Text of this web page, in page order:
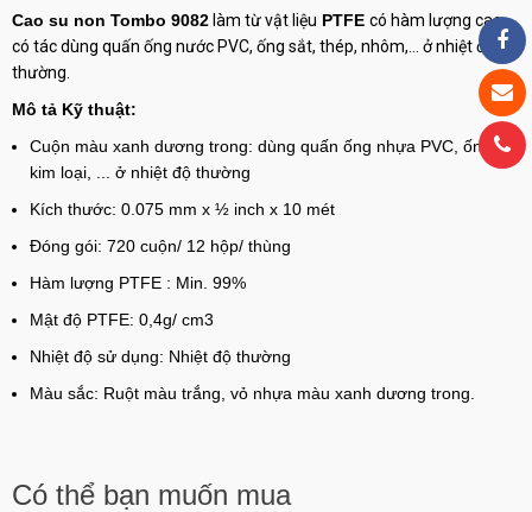
Cao su non Tombo 9082 làm từ vật liệu PTFE có hàm lượng cao
có tác dùng quấn ống nước PVC, ống sắt, thép, nhôm,... ở nhiệt độ
thường.
Mô tả Kỹ thuật:
Cuộn màu xanh dương trong: dùng quấn ống nhựa PVC, ống
kim loại, ... ở nhiệt độ thường
Kích thước: 0.075 mm x ½ inch x 10 mét
Đóng gói: 720 cuộn/ 12 hộp/ thùng
Hàm lượng PTFE : Min. 99%
Mật độ PTFE: 0,4g/ cm3
Nhiệt độ sử dụng: Nhiệt độ thường
Màu sắc: Ruột màu trắng, vỏ nhựa màu xanh dương trong.
Có thể bạn muốn mua